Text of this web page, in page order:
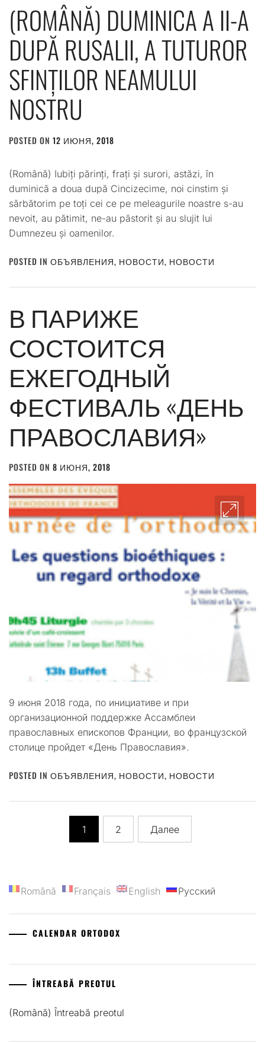
(ROMÂNĂ) DUMINICA A II-A
DUPĂ RUSALII, A TUTUROR
SFINȚILOR NEAMULUI
NOSTRU
POSTED ON 12 ИЮНЯ, 2018
(Română) Iubiți părinți, frați și surori, astăzi, în
duminică a doua după Cincizecime, noi cinstim și
sărbătorim pe toți cei ce pe meleagurile noastre s-au
nevoit, au pătimit, ne-au păstorit și au slujit lui
Dumnezeu și oamenilor.
POSTED IN ОБЪЯВЛЕНИЯ, НОВОСТИ, НОВОСТИ
В ПАРИЖЕ
СОСТОИТСЯ
ЕЖЕГОДНЫЙ
ФЕСТИВАЛЬ «ДЕНЬ
ПРАВОСЛАВИЯ»
POSTED ON 8 ИЮНЯ, 2018
9 июня 2018 года, по инициативе и при
организационной поддержке Ассамблеи
православных епископов Франции, во французской
столице пройдет «День Православия».
POSTED IN ОБЪЯВЛЕНИЯ, НОВОСТИ, НОВОСТИ
Пагинация1 2 Далее
Română Français English Русский
CALENDAR ORTODOX
ÎNTREABĂ PREOTUL
(Română) Întreabă preotul